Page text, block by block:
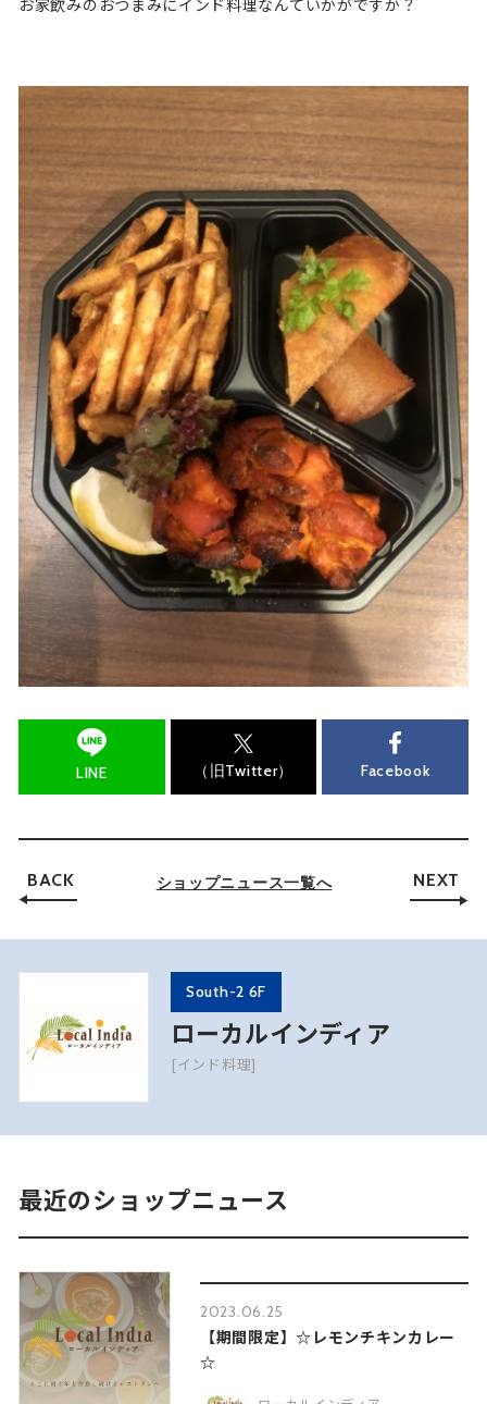
お家飲みのおつまみにインド料理なんていかがですか？
LINE （旧Twitter） Facebook
BACK ショップニュース一覧へ NEXT
South-2 6F
ローカルインディア
[インド料理]
最近のショップニュース
2023.06.25
【期間限定】☆レモンチキンカレー
☆